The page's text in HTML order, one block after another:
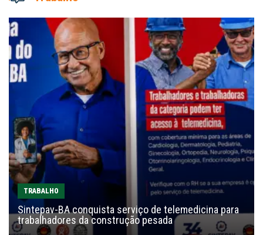
TRABALHO
Sintepav-BA conquista serviço de telemedicina para
trabalhadores da construção pesada